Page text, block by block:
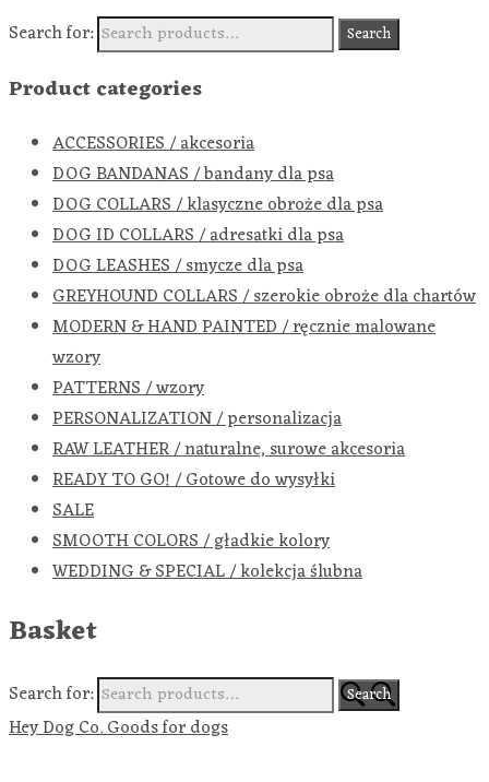
Search for:
Search
Product categories
ACCESSORIES / akcesoria
DOG BANDANAS / bandany dla psa
DOG COLLARS / klasyczne obroże dla psa
DOG ID COLLARS / adresatki dla psa
DOG LEASHES / smycze dla psa
GREYHOUND COLLARS / szerokie obroże dla chartów
MODERN & HAND PAINTED / ręcznie malowane
wzory
PATTERNS / wzory
PERSONALIZATION / personalizacja
RAW LEATHER / naturalne, surowe akcesoria
READY TO GO! / Gotowe do wysyłki
SALE
SMOOTH COLORS / gładkie kolory
WEDDING & SPECIAL / kolekcja ślubna
Basket
Search for: Search
Hey Dog Co. Goods for dogs